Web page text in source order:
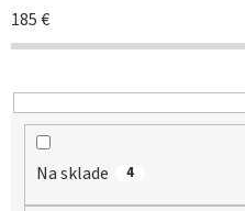
o
d
185€
Na sklade 4